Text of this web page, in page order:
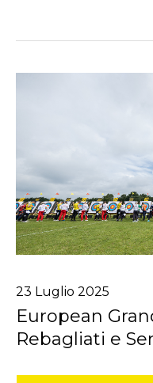
23 Luglio 2025
European
Rebagliati e